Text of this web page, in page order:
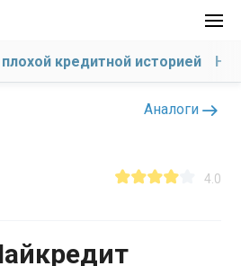
кредитной историей На
Аналоги
4.0